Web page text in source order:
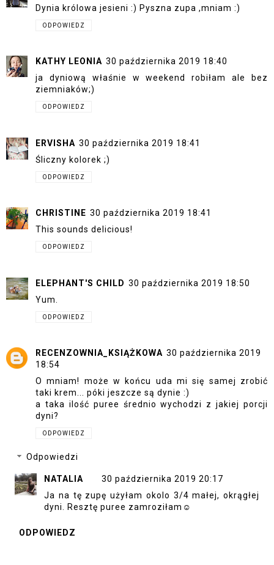
Dynia królowa jesieni :) Pyszna zupa ,mniam :)
ODPOWIEDZ
KATHY LEONIA 30 października 2019 18:40
ja dyniową właśnie w weekend robiłam ale bez
ziemniaków;)
ODPOWIEDZ
ERVISHA 30 października 2019 18:41
Śliczny kolorek ;)
ODPOWIEDZ
CHRISTINE 30 października 2019 18:41
This sounds delicious!
ODPOWIEDZ
ELEPHANT'S CHILD 30 października 2019 18:50
Yum.
ODPOWIEDZ
RECENZOWNIA_KSIĄŻKOWA 30 października 2019
18:54
O mniam! może w końcu uda mi się samej zrobić
taki krem... póki jeszcze są dynie :)
a taka ilość puree średnio wychodzi z jakiej porcji
dyni?
ODPOWIEDZ
Odpowiedzi
NATALIA
30 października 2019 20:17
Ja na tę zupę użyłam okolo 3/4 małej, okrągłej
dyni. Resztę puree zamroziłam☺
ODPOWIEDZ